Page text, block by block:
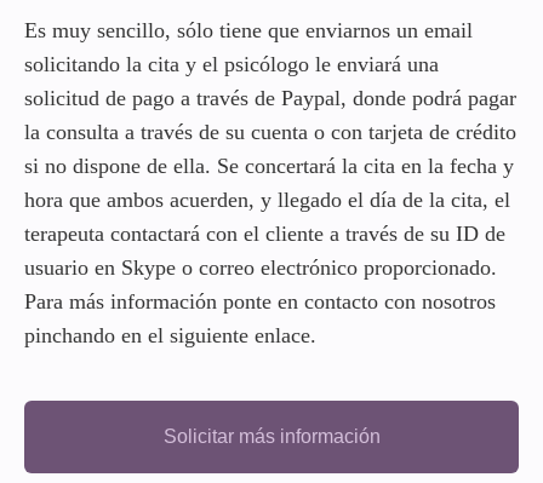
Es muy sencillo, sólo tiene que enviarnos un email
solicitando la cita y el psicólogo le enviará una
solicitud de pago a través de Paypal, donde podrá pagar
la consulta a través de su cuenta o con tarjeta de crédito
si no dispone de ella. Se concertará la cita en la fecha y
hora que ambos acuerden, y llegado el día de la cita, el
terapeuta contactará con el cliente a través de su ID de
usuario en Skype o correo electrónico proporcionado.
Para más información ponte en contacto con nosotros
pinchando en el siguiente enlace.
Solicitar más información